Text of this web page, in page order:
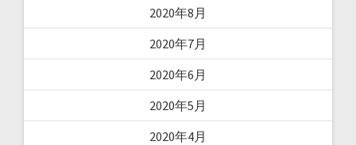
2020年8月
2020年7月
2020年6月
2020年5月
2020年4月